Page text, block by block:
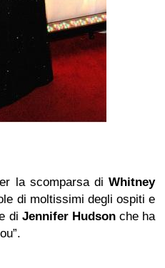
la scomparsa di Whitney
di moltissimi degli ospiti e
di Jennifer Hudsonche ha